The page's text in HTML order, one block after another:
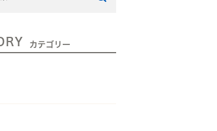
カテゴリー